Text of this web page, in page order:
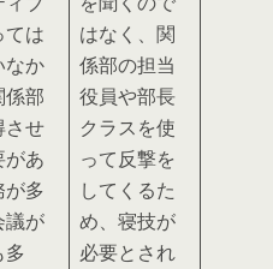
ては
なか
係部
させ
があ
が多
議が
多
はなく、 関
係部の担当
役員や部長
クラスを使
って反撃を
してくるた
め、寝技が
必要とされ